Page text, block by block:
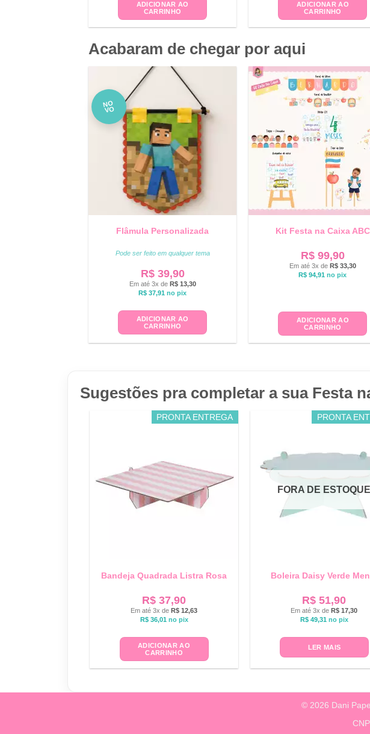
ADICIONAR AO
CARRINHO
ADICIONAR AO
CARRINHO
Acabaram de chegar por aqui
NO
VO
Flâmula Personalizada
Pode ser feito em qualquer tema
R$39,90
Em até 3x de R$13,30
R$ 37,91 no pix
ADICIONAR AO
CARRINHO
Kit Festa na Caixa ABC
R$99,90
Em até 3x de R$33,30
R$ 94,91 no pix
ADICIONAR AO
CARRINHO
Sugestões pra completar a sua Festa
PRONTA ENTREGA
Bandeja Quadrada Listra Rosa
R$ 37,90
Em até 3x deR$ 12,63
R$36,01 no pix
ADICIONAR AO
CARRINHO
PRONTA
FORA DE ESTOQUE
Boleira Daisy Verde
R$ 51,90
Em até 3x deR$ 17,30
R$49,31 no pix
LER MAIS
© 2026 Dani